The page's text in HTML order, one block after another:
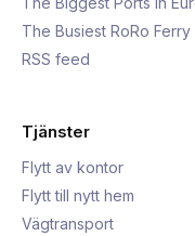
The Busiest RoRo
RSS feed
Tjänster
Flytt av kontor
Flytt till nytt hem
Vägtransport